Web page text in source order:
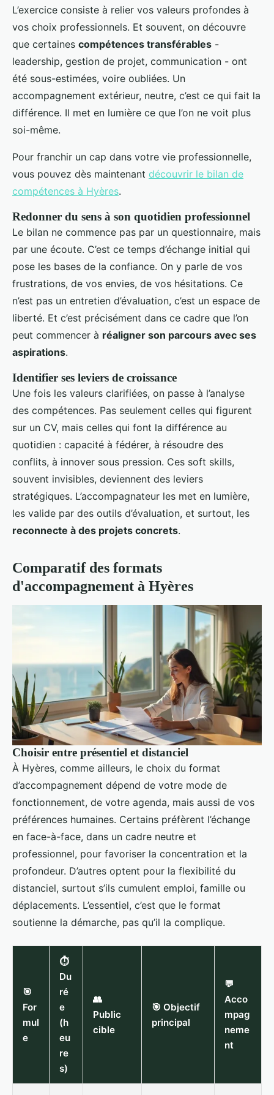
L’exercice consiste à relier vos valeurs profondes à
vos choix professionnels. Et souvent, on découvre
que certaines compétences transférables -
leadership, gestion de projet, communication - ont
été sous-estimées, voire oubliées. Un
accompagnement extérieur, neutre, c’est ce qui fait la
différence. Il met en lumière ce que l’on ne voit plus
soi-même.
Pour franchir un cap dans votre vie professionnelle,
vous pouvez dès maintenant découvrir le bilan de
compétences à Hyères.
Redonner du sens à son quotidien professionnel
Le bilan ne commence pas par un questionnaire, mais
par une écoute. C’est ce temps d’échange initial qui
pose les bases de la confiance. On y parle de vos
frustrations, de vos envies, de vos hésitations. Ce
n’est pas un entretien d’évaluation, c’est un espace de
liberté. Et c’est précisément dans ce cadre que l’on
peut commencer à réaligner son parcours avec ses
aspirations.
Identifier ses leviers de croissance
Une fois les valeurs clarifiées, on passe à l’analyse
des compétences. Pas seulement celles qui figurent
sur un CV, mais celles qui font la différence au
quotidien : capacité à fédérer, à résoudre des
conflits, à innover sous pression. Ces soft skills,
souvent invisibles, deviennent des leviers
stratégiques. L’accompagnateur les met en lumière,
les valide par des outils d’évaluation, et surtout, les
reconnecte à des projets concrets.
Comparatif des formats
d'accompagnement à Hyères
Choisir entre présentiel et distanciel
À Hyères, comme ailleurs, le choix du format
d’accompagnement dépend de votre mode de
fonctionnement, de votre agenda, mais aussi de vos
préférences humaines. Certains préfèrent l’échange
en face-à-face, dans un cadre neutre et
professionnel, pour favoriser la concentration et la
profondeur. D’autres optent pour la flexibilité du
distanciel, surtout s’ils cumulent emploi, famille ou
déplacements. L’essentiel, c’est que le format
soutienne la démarche, pas qu’il la complique.
🎯
For
mul
e
⏱️
Du
ré
e
(h
eu
re
s)
👥
Public
cible
🎯 Objectif
principal
💬
Acco
mpag
neme
nt